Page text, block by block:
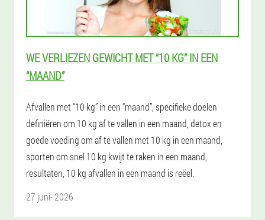
WE VERLIEZEN GEWICHT MET “10 KG” IN EEN
“MAAND”
Afvallen met “10 kg” in een “maand”, specifieke doelen
definiëren om 10 kg af te vallen in een maand, detox en
goede voeding om af te vallen met 10 kg in een maand,
sporten om snel 10 kg kwijt te raken in een maand,
resultaten, 10 kg afvallen in een maand is reëel.
27 juni- 2026